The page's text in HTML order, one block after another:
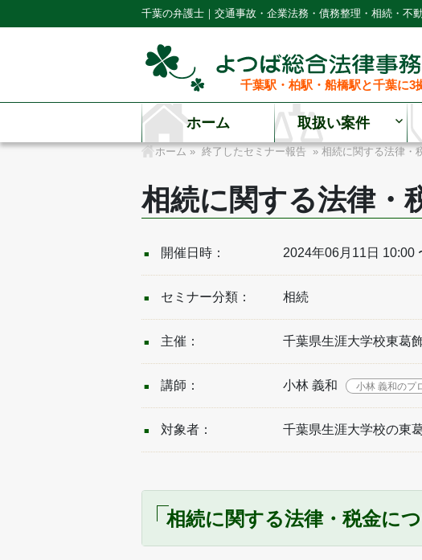
千葉の弁護士｜交通事故・企業法務・債務整理・相続・不
千葉駅・柏駅・船橋駅と千葉に3
ホーム 取扱い案件
ホーム » 終了したセミナー報告 » 相続に関する法律・
相続に関する法律・
開催日時： 2024年06月11日 10:00
セミナー分類： 相続
主催： 千葉県生涯大学校東葛
講師： 小林 義和 小林 義和のプ
対象者： 千葉県生涯大学校の東
相続に関する法律・税金に